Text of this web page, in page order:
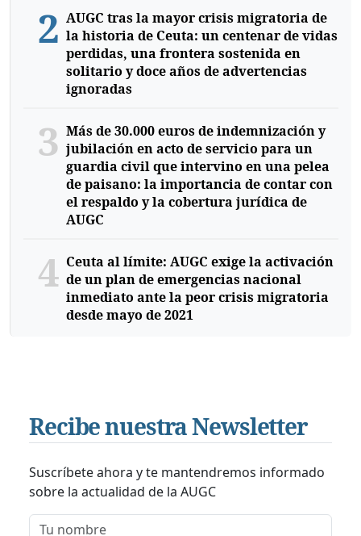
2 AUGC tras la mayor crisis migratoria de
la historia de Ceuta: un centenar de vidas
perdidas, una frontera sostenida en
solitario y doce años de advertencias
ignoradas
3 Más de 30.000 euros de indemnización y
jubilación en acto de servicio para un
guardia civil que intervino en una pelea
de paisano: la importancia de contar con
el respaldo y la cobertura jurídica de
AUGC
4 Ceuta al límite: AUGC exige la activación
de un plan de emergencias nacional
inmediato ante la peor crisis migratoria
desde mayo de 2021
Recibe nuestra Newsletter
Suscríbete ahora y te mantendremos informado
sobre la actualidad de la AUGC